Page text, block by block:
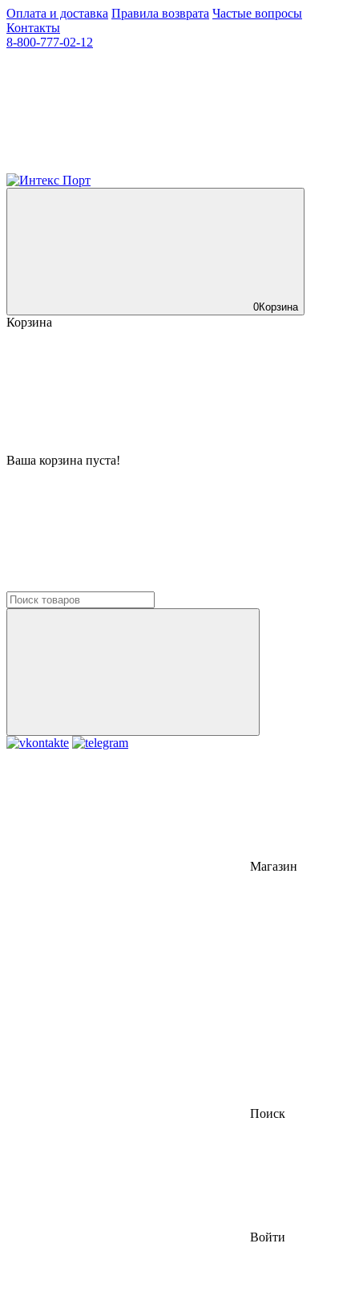
Оплата и доставка Правила возврата Частые вопросы
Контакты
8-800-777-02-12
0Корзина
Корзина
Ваша корзина пуста!
Магазин
Поиск
Войти